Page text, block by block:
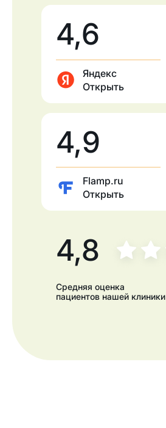
4,6
Яндекс
Открыть
4,9
Flamp.ru
Открыть
4,8
Средняя оценка
пациентов нашей клиники